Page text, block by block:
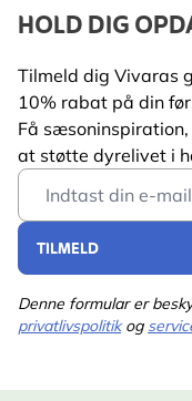
HOLD DIG
Tilmeld dig Vivaras
10% rabat på din
Få
at støtte dyrelivet i
Email Address
TILMELD
Denne formular er
privatlivspolitikog